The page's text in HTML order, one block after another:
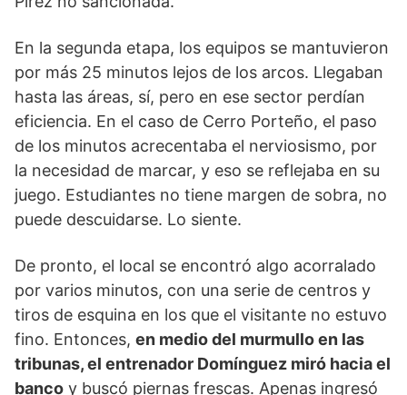
En la segunda etapa, los equipos se mantuvieron
por más 25 minutos lejos de los arcos. Llegaban
hasta las áreas, sí, pero en ese sector perdían
eficiencia. En el caso de Cerro Porteño, el paso
de los minutos acrecentaba el nerviosismo, por
la necesidad de marcar, y eso se reflejaba en su
juego. Estudiantes no tiene margen de sobra, no
puede descuidarse. Lo siente.
De pronto, el local se encontró algo acorralado
por varios minutos, con una serie de centros y
tiros de esquina en los que el visitante no estuvo
fino. Entonces, en medio del murmullo en las
tribunas, el entrenador Domínguez miró hacia el
banco y buscó piernas frescas. Apenas ingresó